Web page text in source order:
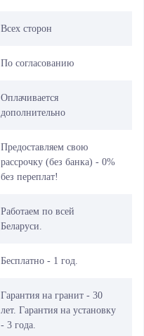
Всех сторон
По согласованию
Оплачивается
дополнительно
Предоставляем свою
рассрочку (без банка) - 0%
без переплат!
Работаем по всей
Беларуси.
Бесплатно - 1 год.
Гарантия на гранит - 30
лет. Гарантия на установку
- 3 года.